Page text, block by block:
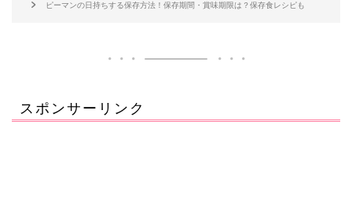
ピーマンの日持ちする保存方法！保存期間・賞味期限は？保存食レシピも
スポンサーリンク